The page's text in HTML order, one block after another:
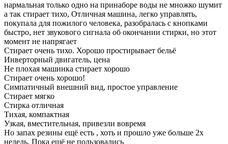
нармальная только одно на принаборе воды не множко шумит
а так стирает тихо, Отличная машина, легко управлять,
покупала для пожилого человека, разобралась с кнопками
быстро, нет звукового сигнала об окончании стирки, но этот
момент не напрягает
Стирает очень тихо. Хорошо простирывает бельё
Инверторный двигатель, цена
Не плохая машинка стирает хорошо
Стирает очень хорошо!
Симпатичный внешний вид, простое управление
Стирает мягко
Стирка отличная
Тихая, компактная
Узкая, вместительная, привезли вовремя
Но запах резины ещё есть , хоть и прошло уже больше 2х
недель, Пока ещё не пользовались